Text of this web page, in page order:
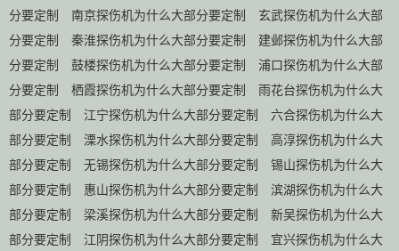
分要定制
南京探伤机为什么大部分要定制
玄武探伤机为什么大部
分要定制
秦淮探伤机为什么大部分要定制
建邺探伤机为什么大部
分要定制
鼓楼探伤机为什么大部分要定制
浦口探伤机为什么大部
分要定制
栖霞探伤机为什么大部分要定制
雨花台探伤机为什么大
部分要定制
江宁探伤机为什么大部分要定制
六合探伤机为什么大
部分要定制
溧水探伤机为什么大部分要定制
高淳探伤机为什么大
部分要定制
无锡探伤机为什么大部分要定制
锡山探伤机为什么大
部分要定制
惠山探伤机为什么大部分要定制
滨湖探伤机为什么大
部分要定制
梁溪探伤机为什么大部分要定制
新吴探伤机为什么大
部分要定制
江阴探伤机为什么大部分要定制 宜兴探伤机为什么大